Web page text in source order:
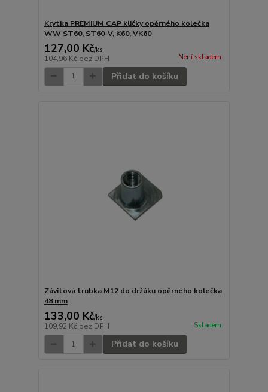
Krytka PREMIUM CAP kličky opěrného kolečka
WW ST60, ST60-V, K60, VK60
127,00 Kč/ks
104,96 Kč bez DPH Není skladem
Přidat do košíku
Závitová trubka M12 do držáku opěrného kolečka
48 mm
133,00 Kč/ks
109,92 Kč bez DPH Skladem
Přidat do košíku